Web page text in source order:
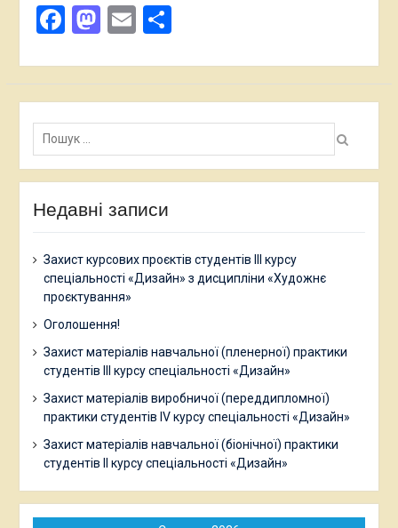
Facebook
Mastodon
EmailПоділитися
Пошук:
Недавні записи
Захист курсових проєктів студентів ІІІ курсу
спеціальності «Дизайн» з дисципліни «Художнє
проєктування»
Оголошення!
Захист матеріалів навчальної (пленерної) практики
студентів ІІІ курсу спеціальності «Дизайн»
Захист матеріалів виробничої (переддипломної)
практики студентів ІV курсу спеціальності «Дизайн»
Захист матеріалів навчальної (біонічної) практики
студентів ІІ курсу спеціальності «Дизайн»